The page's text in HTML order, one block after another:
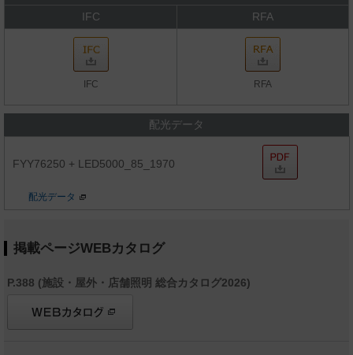
IFC
RFA
IFC RFA
配光データ
FYY76250 + LED5000_85_1970
配光データ
掲載ページWEBカタログ
P.388 (施設・屋外・店舗照明 総合カタログ2026)